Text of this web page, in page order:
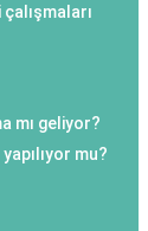
mı geliyor?
mu?